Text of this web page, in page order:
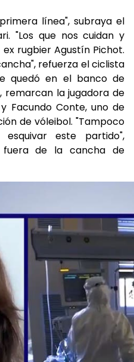
línea", subraya el
"Los que nos cuidan y
rugbier Agustín Pichot.
refuerza el ciclista
quedó en el banco de
remarcan la jugadora de
Facundo Conte, uno de
de vóleibol. "Tampoco
este partido",
fuera de la cancha de